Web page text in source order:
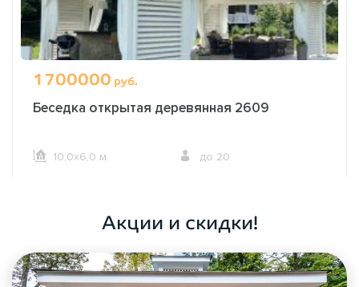
1700000 руб.
Беседка открытая деревянная 2609
10,0х6,0 м. до 20
Акции и скидки!